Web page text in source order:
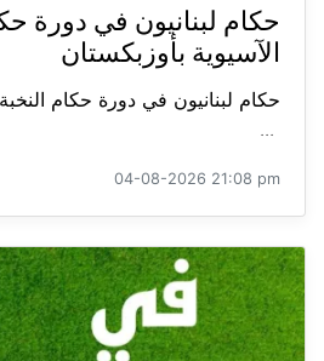
حكام لبنانيون في دورة
الآسيوية بأوزبكستان
حكام لبنانيون في دورة حكام
...
04-08-2026 21:08 pm